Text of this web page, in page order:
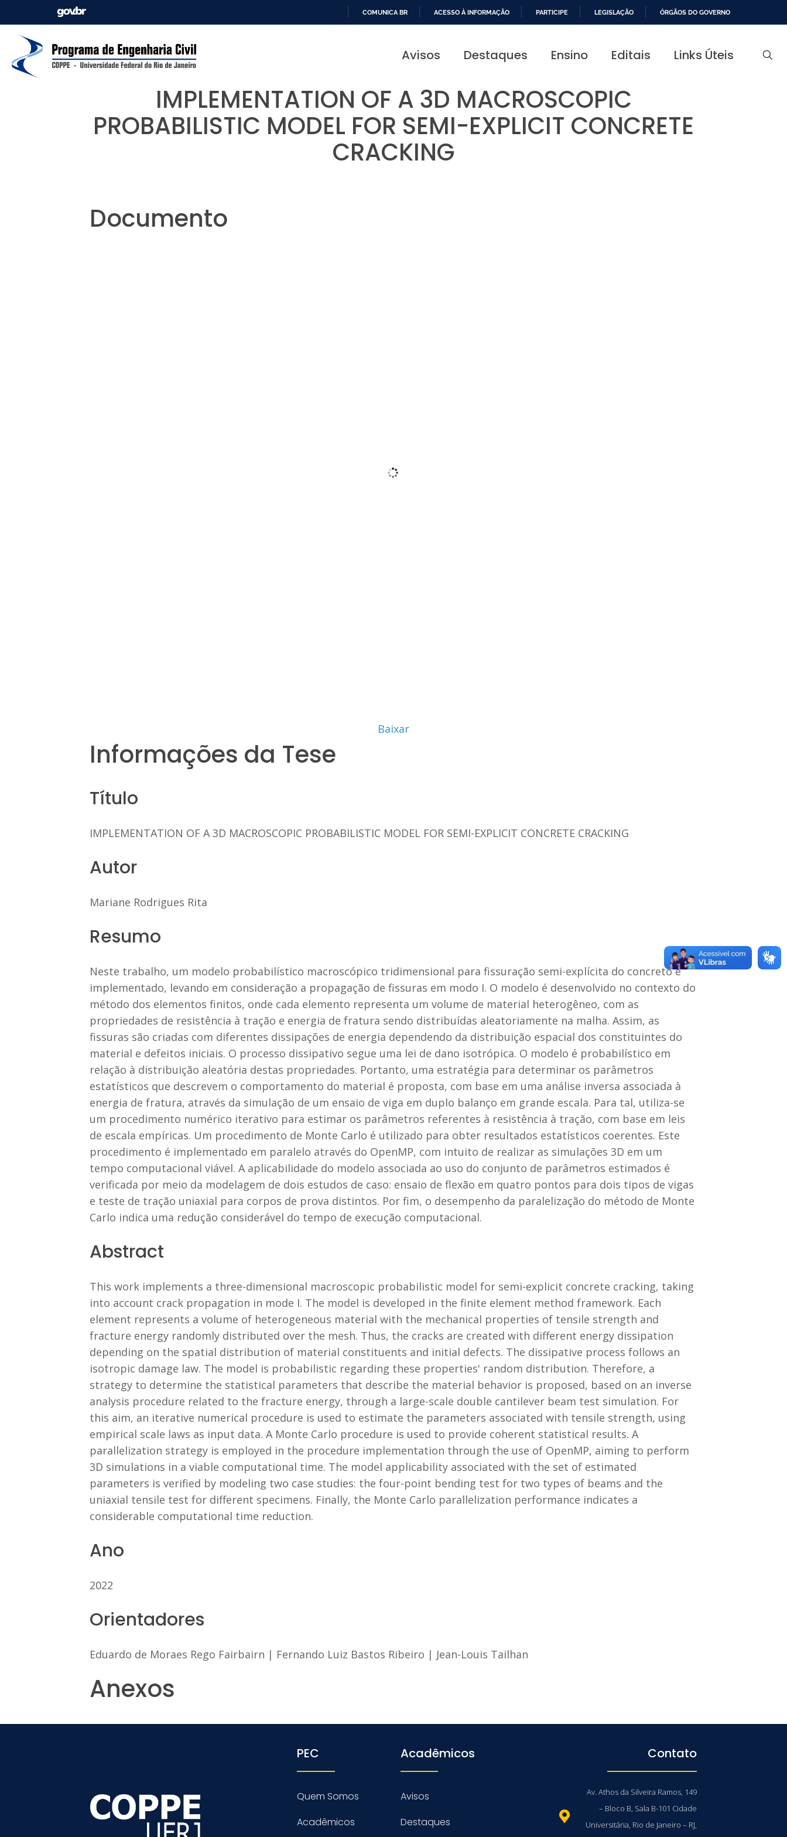
PARA
COMUNICA BR ACESSO À INFORMAÇÃO PARTICIPE LEGISLAÇÃO ÓRGÃOS DO GOVERNO
Avisos Destaques Ensino Editais Links Úteis
IMPLEMENTATION OF A 3D MACROSCOPIC
PROBABILISTIC MODEL FOR SEMI-EXPLICIT CONCRETE
CRACKING
Documento
Baixar
Informações da Tese
Título
IMPLEMENTATION OF A 3D MACROSCOPIC PROBABILISTIC MODEL FOR SEMI-EXPLICIT CONCRETE CRACKING
Autor
Mariane Rodrigues Rita
Resumo
Neste trabalho, um modelo probabilístico macroscópico tridimensional para fissuração semi-explícita do concreto é
implementado, levando em consideração a propagação de fissuras em modo I. O modelo é desenvolvido no contexto do
método dos elementos finitos, onde cada elemento representa um volume de material heterogêneo, com as
propriedades de resistência à tração e energia de fratura sendo distribuídas aleatoriamente na malha. Assim, as
fissuras são criadas com diferentes dissipações de energia dependendo da distribuição espacial dos constituintes do
material e defeitos iniciais. O processo dissipativo segue uma lei de dano isotrópica. O modelo é probabilístico em
relação à distribuição aleatória destas propriedades. Portanto, uma estratégia para determinar os parâmetros
estatísticos que descrevem o comportamento do material é proposta, com base em uma análise inversa associada à
energia de fratura, através da simulação de um ensaio de viga em duplo balanço em grande escala. Para tal, utiliza-se
um procedimento numérico iterativo para estimar os parâmetros referentes à resistência à tração, com base em leis
de escala empíricas. Um procedimento de Monte Carlo é utilizado para obter resultados estatísticos coerentes. Este
procedimento é implementado em paralelo através do OpenMP, com intuito de realizar as simulações 3D em um
tempo computacional viável. A aplicabilidade do modelo associada ao uso do conjunto de parâmetros estimados é
verificada por meio da modelagem de dois estudos de caso: ensaio de flexão em quatro pontos para dois tipos de vigas
e teste de tração uniaxial para corpos de prova distintos. Por fim, o desempenho da paralelização do método de Monte
Carlo indica uma redução considerável do tempo de execução computacional.
Abstract
This work implements a three-dimensional macroscopic probabilistic model for semi-explicit concrete cracking, taking
into account crack propagation in mode I. The model is developed in the finite element method framework. Each
element represents a volume of heterogeneous material with the mechanical properties of tensile strength and
fracture energy randomly distributed over the mesh. Thus, the cracks are created with different energy dissipation
depending on the spatial distribution of material constituents and initial defects. The dissipative process follows an
isotropic damage law. The model is probabilistic regarding these properties' random distribution. Therefore, a
strategy to determine the statistical parameters that describe the material behavior is proposed, based on an inverse
analysis procedure related to the fracture energy, through a large-scale double cantilever beam test simulation. For
this aim, an iterative numerical procedure is used to estimate the parameters associated with tensile strength, using
empirical scale laws as input data. A Monte Carlo procedure is used to provide coherent statistical results. A
parallelization strategy is employed in the procedure implementation through the use of OpenMP, aiming to perform
3D simulations in a viable computational time. The model applicability associated with the set of estimated
parameters is verified by modeling two case studies: the four-point bending test for two types of beams and the
uniaxial tensile test for different specimens. Finally, the Monte Carlo parallelization performance indicates a
considerable computational time reduction.
Ano
2022
Orientadores
Eduardo de Moraes Rego Fairbairn | Fernando Luiz Bastos Ribeiro | Jean-Louis Tailhan
Anexos
PEC
Quem Somos
Acadêmicos
Acadêmicos
Avisos
Destaques
Contato
Av. Athos da Silveira Ramos, 149
– Bloco B, Sala B-101 Cidade
Universitária, Rio de Janeiro – RJ,